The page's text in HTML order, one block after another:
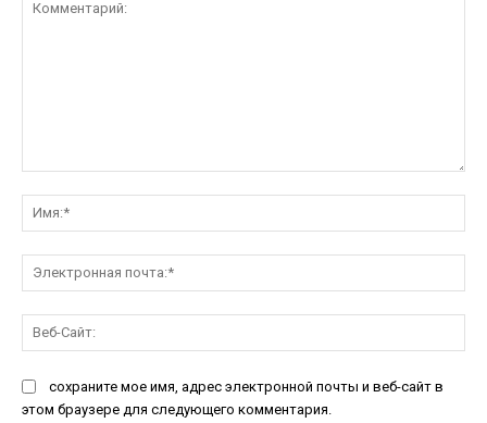
сохраните мое имя, адрес электронной почты и веб-сайт в
этом браузере для следующего комментария.